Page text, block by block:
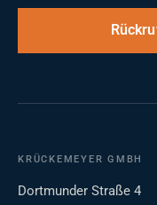
KRÜCKEMEYER GMBH
Dortmunder Straße 4